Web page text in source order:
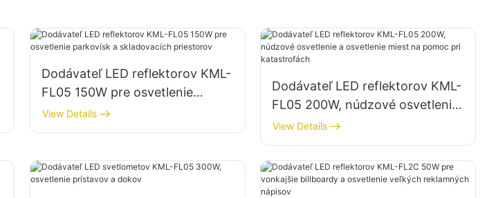
Dodávateľ LED reflektorov KML-
FL05 150W pre osvetlenie
parkovísk a skladovacích
priestorov
View Details
Dodávateľ LED reflektorov KML-
FL05 200W, núdzové osvetlenie
a osvetlenie miest na pomoc pri
katastrofách
View Details